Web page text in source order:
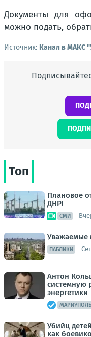
Документы для
можно подать,
Источник: Канал в МАКС
Топ
Плановое
ДНР!
СМИ
Уважаемые
ПАБЛИКИ
Антон
системную
энергетики
МАРИУПОЛЬ
Убийц
как